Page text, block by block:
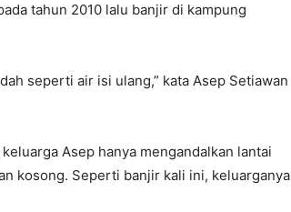
tahun 2010 lalu banjir di kampung
seperti air isi ulang,” kata Asep Setiawan
Asep hanya mengandalkan lantai
kosong. Seperti banjir kali ini, keluarganya